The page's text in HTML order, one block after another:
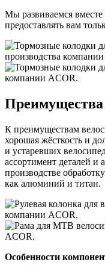
Мы развиваемся
предоставлять вам
Преимущества
К преимуществам
хорошая жёсткость и
и устаревших
ассортимент деталей и
производстве
как алюминий и титан.
Особенности